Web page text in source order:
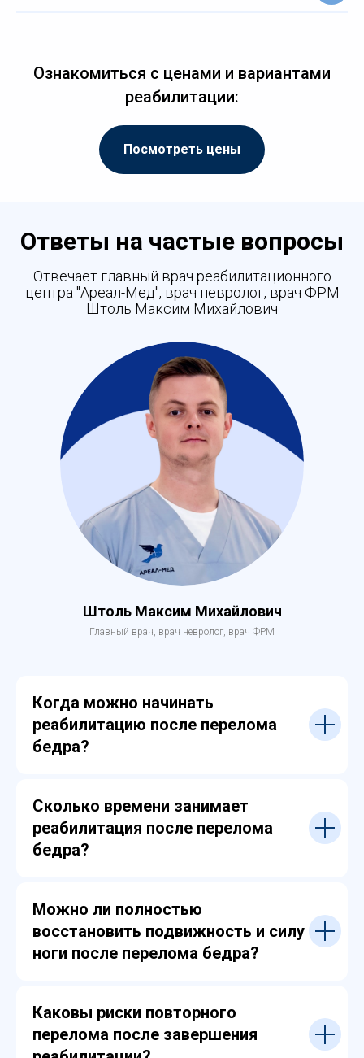
Ознакомиться с ценами и вариантами
реабилитации:
Посмотреть цены
Ответы на частые вопросы
Отвечает главный врач реабилитационного
центра "Ареал-Мед", врач невролог, врач ФРМ
Штоль Максим Михайлович
Штоль Максим Михайлович
Главный врач, врач невролог, врач ФРМ
Когда можно начинать
реабилитацию после перелома
бедра?
Сколько времени занимает
реабилитация после перелома
бедра?
Можно ли полностью
восстановить подвижность и силу
ноги после перелома бедра?
Каковы риски повторного
перелома после завершения